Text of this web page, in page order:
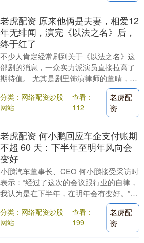
老虎配资 原来他俩是夫妻，相爱12
年无绯闻，演完《以法之名》后，
终于红了
不少人肯定经常刷到关于《以法之名》这
部剧的消息，一众实力派演员直接拉高了
期待值。 尤其是剧里饰演律师的董晴，这
回算是“出尽了风头”。 演技让人相当惊
艳，但是更让....
分类：网络配资炒股
网站
查看：
112
老虎配
资
老虎配资 何小鹏回应车企支付账期
不超 60 天：下半年至明年风向会
变好
小鹏汽车董事长、CEO 何小鹏接受采访时
表示：“经过了这次的会议跟行业的自律，
我认为是在下半年，在明年会有变好。”何
小鹏表示，科技的造车企业靠现金流压别
人的款，....
分类：网络配资炒股
网站
查看：
199
老虎配
资